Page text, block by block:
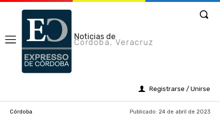
Noticias de
Cordoba, Veracruz
Registrarse / Unirse
Córdoba Publicado: 24 de abril de 2023